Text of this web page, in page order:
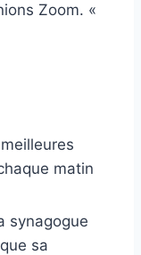
Zoom. «
matin
synagogue
sa